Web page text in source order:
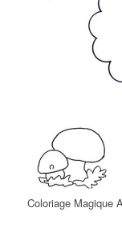
Coloriage Magique